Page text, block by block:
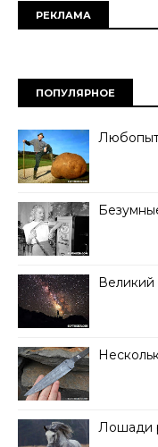
РЕКЛАМА
ПОПУЛЯРНОЕ
Великий
Лошади